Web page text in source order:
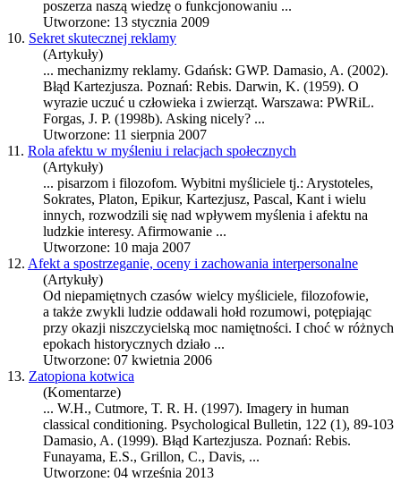
poszerza naszą wiedzę o funkcjonowaniu ...
Utworzone: 13 stycznia 2009
10. Sekret skutecznej reklamy
(Artykuły)
... mechanizmy reklamy. Gdańsk: GWP. Damasio, A. (2002).
Błąd Kartezjusza. Poznań: Rebis. Darwin, K. (1959). O
wyrazie uczuć u człowieka i zwierząt. Warszawa: PWRiL.
Forgas, J. P. (1998b). Asking nicely? ...
Utworzone: 11 sierpnia 2007
11. Rola afektu w myśleniu i relacjach społecznych
(Artykuły)
... pisarzom i filozofom. Wybitni myśliciele tj.: Arystoteles,
Sokrates, Platon, Epikur, Kartezjusz, Pascal, Kant i wielu
innych, rozwodzili się nad wpływem myślenia i afektu na
ludzkie interesy. Afirmowanie ...
Utworzone: 10 maja 2007
12. Afekt a spostrzeganie, oceny i zachowania interpersonalne
(Artykuły)
Od niepamiętnych czasów wielcy myśliciele, filozofowie,
a także zwykli ludzie oddawali hołd rozumowi, potępiając
przy okazji niszczycielską moc namiętności. I choć w różnych
epokach historycznych działo ...
Utworzone: 07 kwietnia 2006
13. Zatopiona kotwica
(Komentarze)
... W.H., Cutmore, T. R. H. (1997). Imagery in human
classical conditioning. Psychological Bulletin, 122 (1), 89-103
Damasio, A. (1999). Błąd Kartezjusza. Poznań: Rebis.
Funayama, E.S., Grillon, C., Davis, ...
Utworzone: 04 września 2013